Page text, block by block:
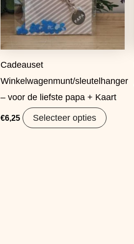
Cadeauset
Winkelwagenmunt/sleutelhanger
– voor de liefste papa + Kaart
€6,25 Selecteer opties